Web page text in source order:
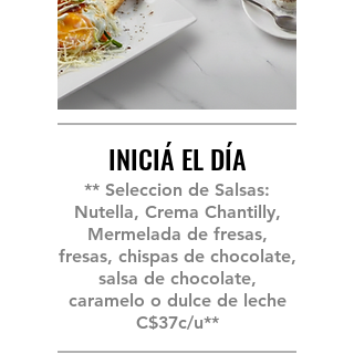
INICIÁ EL DÍA
** Seleccion de Salsas:
Nutella, Crema Chantilly,
Mermelada de fresas,
fresas, chispas de chocolate,
salsa de chocolate,
caramelo o dulce de leche
C$37c/u**